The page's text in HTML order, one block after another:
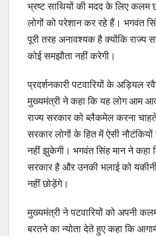
भ्रष्ट साथियों की मदद के लिए कलम
लोगों को परेशान कर रहे हैं। भगवंत
पूरी तरह अनावश्यक है क्योंकि राज्य
कोई समझौता नहीं करेगी।
प्रदर्शनकारी पटवारियों के अड़ियल
मुख्यमंत्री ने कहा कि यह लोग आम
राज्य सरकार को ब्लैकमेल करना
सरकार लोगों के हित में ऐसी
नहीं झुकेगी। भगवंत सिंह मान ने कहा
सरकार है और उनकी भलाई को
नहीं छोड़ेंगे।
मुख्यमंत्री ने पटवारियों को अपनी
बरतने का न्योता देते हुए कहा कि